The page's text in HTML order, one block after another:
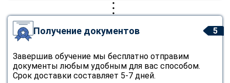
5
Получение документов
Завершив обучение мы бесплатно отправим
документы любым удобным для вас способом.
Срок доставки составляет 5-7 дней.